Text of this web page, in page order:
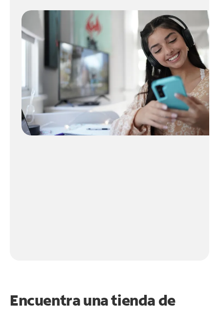
Encuentra una tienda de